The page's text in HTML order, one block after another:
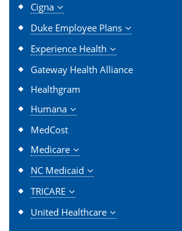
Cigna
Duke Employee Plans
Experience Health
Gateway Health Alliance
Healthgram
Humana
MedCost
Medicare
NC Medicaid
TRICARE
United Healthcare